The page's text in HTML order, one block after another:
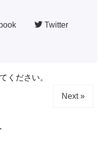
Twitter
ください。
Next »